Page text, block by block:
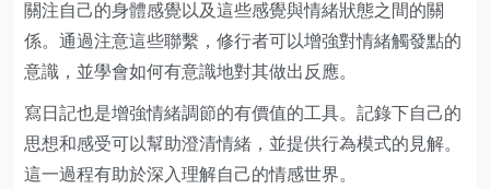
關注自己的身體感覺以及這些感覺與情緒狀態之間的關
係。通過注意這些聯繫，修行者可以增強對情緒觸發點的
意識，並學會如何有意識地對其做出反應。
寫日記也是增強情緒調節的有價值的工具。記錄下自己的
思想和感受可以幫助澄清情緒，並提供行為模式的見解。
這一過程有助於深入理解自己的情感世界。